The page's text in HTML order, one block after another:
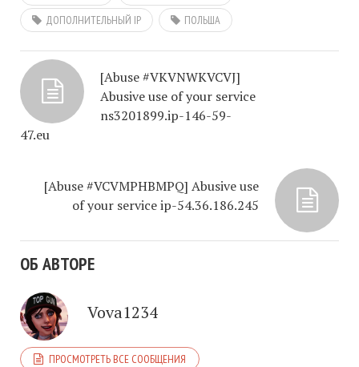
ДОПОЛНИТЕЛЬНЫЙ IP
ПОЛЬША
[Abuse #VKVNWKVCVJ]
Abusive use of your service
ns3201899.ip-146-59-
47.eu
[Abuse #VCVMPHBMPQ] Abusive use
of your service ip-54.36.186.245
ОБ АВТОРЕ
Vova1234
ПРОСМОТРЕТЬ ВСЕ СООБЩЕНИЯ